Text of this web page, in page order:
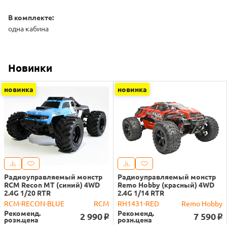
В комплекте:
одна кабина
Новинки
новинка
Радиоуправляемый монстр
RCM Recon MT (синий) 4WD
2.4G 1/20 RTR
RCM-RECON-BLUE
RCM
Рекоменд.
розн.цена 2 990 o
новинка
Радиоуправляемый монстр
Remo Hobby (красный) 4WD
2.4G 1/14 RTR
RH1431-RED
Remo Hobby
Рекоменд.
розн.цена 7 590 o